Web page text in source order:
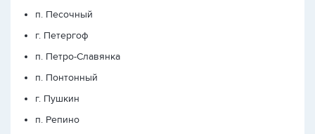
п. Песочный
г. Петергоф
п. Петро-Славянка
п. Понтонный
г. Пушкин
п. Репино